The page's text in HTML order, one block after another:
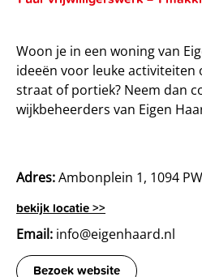
Woon je in een woning van
ideeën voor leuke activiteiten
straat of portiek? Neem dan
wijkbeheerders van Eigen
Adres:Ambonplein 1, 1094
bekijk locatie >>
Email: info@eigenhaard.nl
Bezoek website